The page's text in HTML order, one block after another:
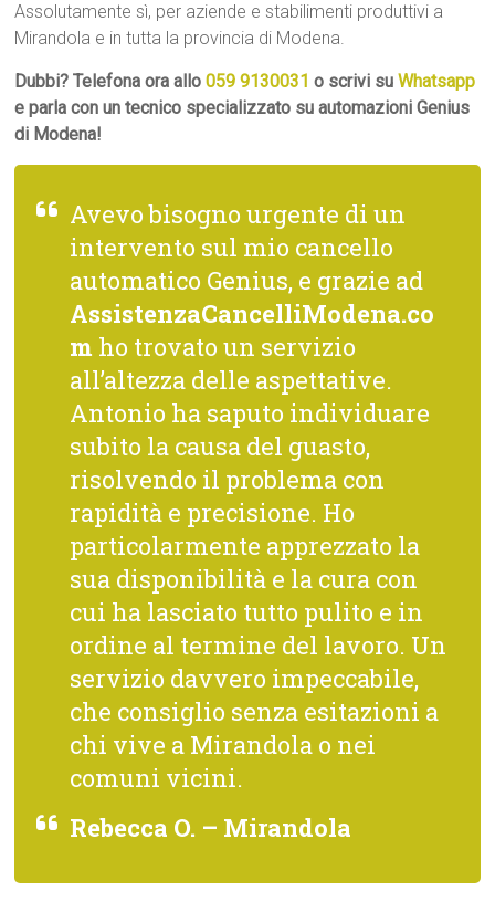
Assolutamente sì, per aziende e stabilimenti produttivi a
Mirandola e in tutta la provincia di Modena.
Dubbi? Telefona ora allo059 9130031 o scrivi suWhatsapp
e parla con un tecnico specializzato su automazioni Genius
di Modena!
Avevo bisogno urgente di un
intervento sul mio cancello
automatico Genius, e grazie ad
AssistenzaCancelliModena.co
m ho trovato un servizio
all’altezza delle aspettative.
Antonio ha saputo individuare
subito la causa del guasto,
risolvendo il problema con
rapidità e precisione. Ho
particolarmente apprezzato la
sua disponibilità e la cura con
cui ha lasciato tutto pulito e in
ordine al termine del lavoro. Un
servizio davvero impeccabile,
che consiglio senza esitazioni a
chi vive a Mirandola o nei
comuni vicini.
Rebecca O. – Mirandola